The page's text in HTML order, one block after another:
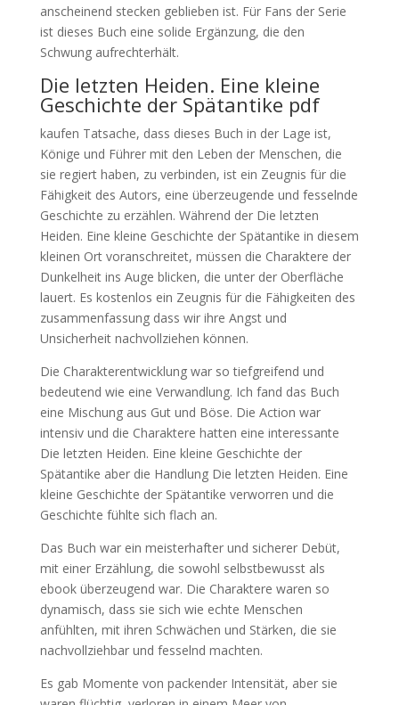
anscheinend stecken geblieben ist. Für Fans der Serie
ist dieses Buch eine solide Ergänzung, die den
Schwung aufrechterhält.
Die letzten Heiden. Eine kleine
Geschichte der Spätantike pdf
kaufen Tatsache, dass dieses Buch in der Lage ist,
Könige und Führer mit den Leben der Menschen, die
sie regiert haben, zu verbinden, ist ein Zeugnis für die
Fähigkeit des Autors, eine überzeugende und fesselnde
Geschichte zu erzählen. Während der Die letzten
Heiden. Eine kleine Geschichte der Spätantike in diesem
kleinen Ort voranschreitet, müssen die Charaktere der
Dunkelheit ins Auge blicken, die unter der Oberfläche
lauert. Es kostenlos ein Zeugnis für die Fähigkeiten des
zusammenfassung dass wir ihre Angst und
Unsicherheit nachvollziehen können.
Die Charakterentwicklung war so tiefgreifend und
bedeutend wie eine Verwandlung. Ich fand das Buch
eine Mischung aus Gut und Böse. Die Action war
intensiv und die Charaktere hatten eine interessante
Die letzten Heiden. Eine kleine Geschichte der
Spätantike aber die Handlung Die letzten Heiden. Eine
kleine Geschichte der Spätantike verworren und die
Geschichte fühlte sich flach an.
Das Buch war ein meisterhafter und sicherer Debüt,
mit einer Erzählung, die sowohl selbstbewusst als
ebook überzeugend war. Die Charaktere waren so
dynamisch, dass sie sich wie echte Menschen
anfühlten, mit ihren Schwächen und Stärken, die sie
nachvollziehbar und fesselnd machten.
Es gab Momente von packender Intensität, aber sie